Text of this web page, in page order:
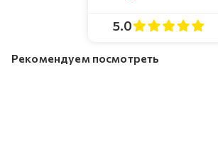
5.0
Рекомендуем посмотреть